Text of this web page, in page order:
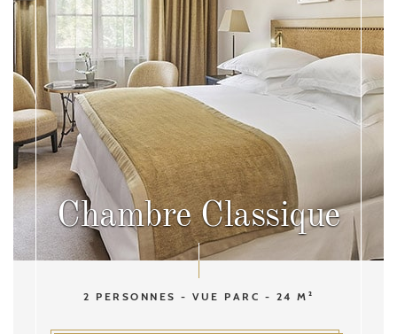
Chambre Classique
2 PERSONNES - VUE PARC - 24 M²